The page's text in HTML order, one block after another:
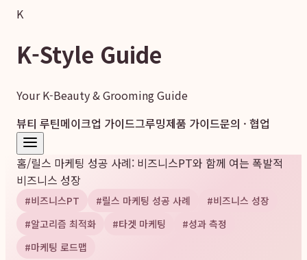
K
K-Style Guide
Your K-Beauty & Grooming Guide
뷰티 루틴메이크업 가이드그루밍제품 가이드문의 · 협업
홈/릴스 마케팅 성공 사례: 비즈니스PT와 함께 여는 폭발적
비즈니스 성장
#비즈니스PT #릴스 마케팅 성공 사례 #비즈니스 성장
#알고리즘 최적화 #타겟 마케팅 #성과 측정
#마케팅 로드맵